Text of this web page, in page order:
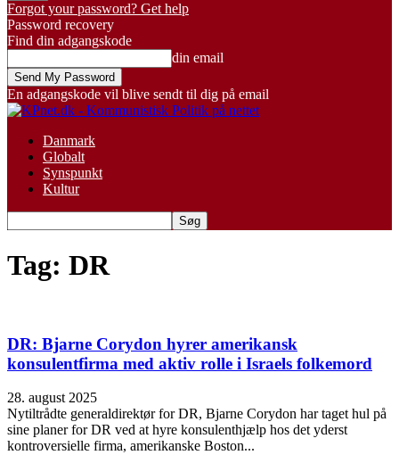
Forgot your password? Get help
Password recovery
Find din adgangskode
din email
En adgangskode vil blive sendt til dig på email
Danmark
Globalt
Synspunkt
Kultur
Tag: DR
DR: Bjarne Corydon hyrer amerikansk
konsulentfirma med aktiv rolle i Israels folkemord
28. august 2025
Nytiltrådte generaldirektør for DR, Bjarne Corydon har taget hul på
sine planer for DR ved at hyre konsulenthjælp hos det yderst
kontroversielle firma, amerikanske Boston...